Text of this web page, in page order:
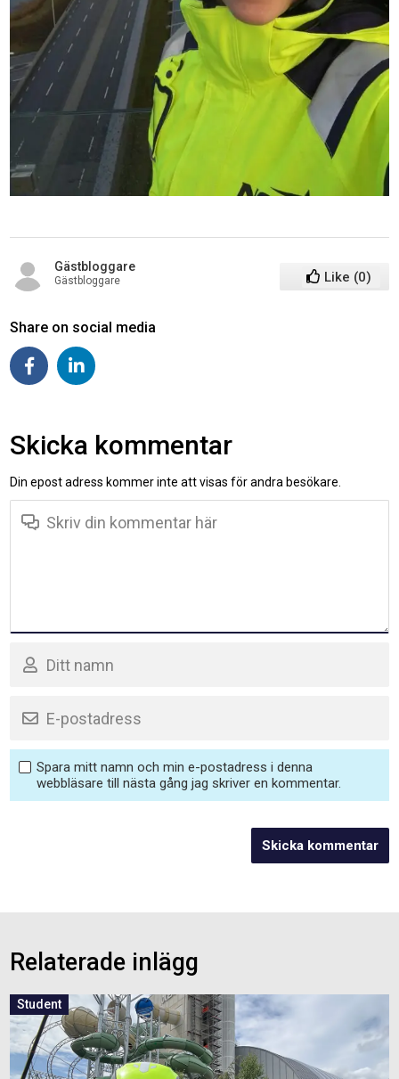
Gästbloggare
Gästbloggare Like (0)
Share on social media
Skicka kommentar
Din epost adress kommer inte att visas för andra besökare.
Spara mitt namn och min e-postadress i denna
webbläsare till nästa gång jag skriver en kommentar.
Relaterade inlägg
Student